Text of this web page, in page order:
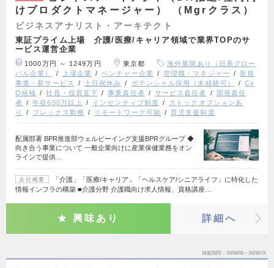
けプロダクトマネージャー） （Mgrクラス）
ビジネスアナリスト・アーキテクト
東証プライム上場 介護/医療/キャリア領域で業界TOPのサ
ービス運営企業
1000万円 ～ 1249万円 東京都
海外展開あり（日系グロー
バル企業）
上場企業 ベンチャー企業 管理職・マネジャー
新規
事業・新サービス
土日祝休み ポテンシャル採用（未経験可）
Cx
O候補
社長・役員直下 事業責任者 サービス責任者
開発責任
者
年収600万以上 インセンティブ制度
ストックオプションあ
り
フレックス勤務 リモートワーク可能 育児支援制度
配属部署 BPR推進部ウェルビーイング支援BPRグループ ◆
向き合う事業について 一般企業向けに産業保健業務をオン
ラインで提供…
会社概要
「介護」「医療/キャリア」「ヘルスケア/シニアライフ」に特化した
情報インフラの構築 ■介護分野 介護職向け求人情報、資格講座…
興味あり 詳細へ
掲載期間 26/08/06～26/08/19